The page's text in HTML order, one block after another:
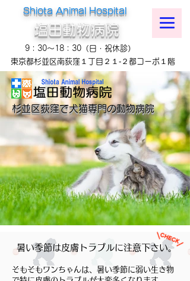
​塩田動物病院
東京都杉並区南荻窪１丁目２１‐２都コーポ１階
​9：30～18：30（日・祝休診）
Shiota Animal Hospital
杉並区荻窪で​犬猫専門の動物病院
暑い季節は皮膚トラブルに注意下さい。
そもそもワンちゃんは、暑い季節に弱い生き物